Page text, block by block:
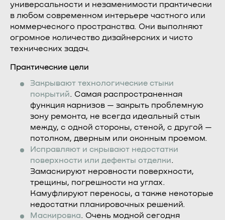
универсальности и незаменимости практически
в любом современном интерьере частного или
коммерческого пространства. Они выполняют
огромное количество дизайнерских и чисто
технических задач.
Практические цели
Закрывают технологические стыки
покрытий. Самая распространенная
функция карнизов — закрыть проблемную
зону ремонта, не всегда идеальный стык
между, с одной стороны, стеной, с другой —
потолком, дверным или оконным проемом.
Исправляют и скрывают недостатки
поверхности или дефекты отделки.
Замаскируют неровности поверхности,
трещины, погрешности на углах.
Камуфлируют перекосы, а также некоторые
недостатки планировочных решений.
Маскировка. Очень модной сегодня